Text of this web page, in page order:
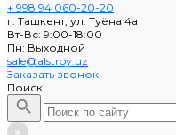
+ 998 94 060-20-20
г. Ташкент, ул. Туёна 4а
Вт-Вс: 9:00-18:00
Пн: Выходной
sale@alstroy.uz
Заказать звонок
Поиск